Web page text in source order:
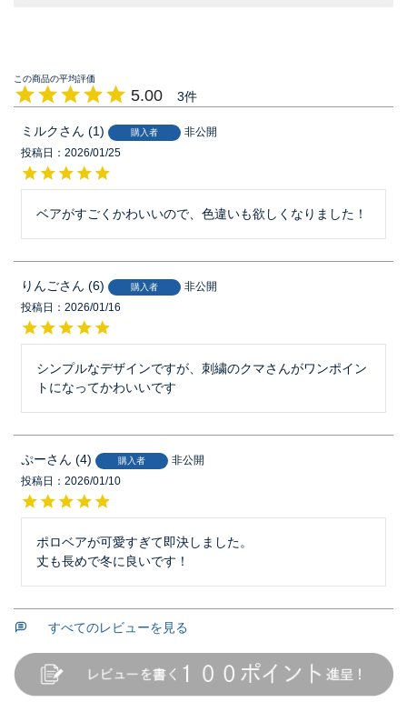
5.00 3
ミルク 1 購入者
非公開
投稿日
2026/01/25
ベアがすごくかわいいので、色違いも欲しくなりました！
りんご 6 購入者
非公開
投稿日
2026/01/16
シンプルなデザインですが、刺繍のクマさんがワンポイン
トになってかわいいです
ぷー 4 購入者
非公開
投稿日
2026/01/10
ポロベアが可愛すぎて即決しました。
丈も長めで冬に良いです！
すべてのレビューを見る